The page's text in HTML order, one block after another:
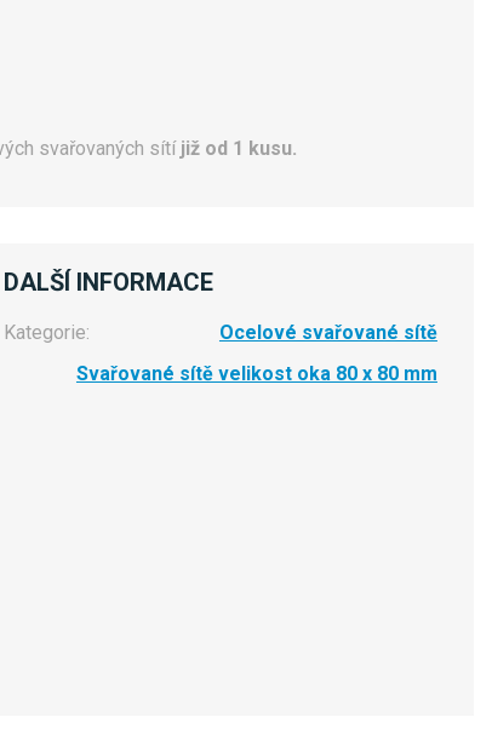
svařovaných sítí již od 1 kusu.
DALŠÍ INFORMACE
Kategorie:
Ocelové svařované sítě
Svařované sítě velikost oka 80 x 80 mm